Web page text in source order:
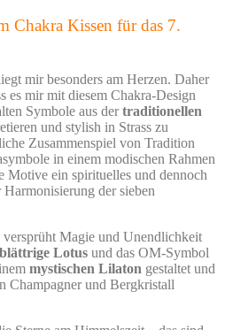
Chakra Kissen für das 7.
mir besonders am Herzen. Daher
es mir mit diesem Chakra-Design
Symbole aus dertraditionellen
und stylish in Strass zu
Zusammenspiel von Tradition
in einem modischen Rahmen
Motive ein spirituelles und dennoch
Harmonisierung der sieben
versprüht Magie und Unendlichkeit
Lotus und das OM-Symbol
mystischen Lilaton gestaltet und
Champagner und Bergkristall